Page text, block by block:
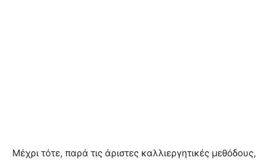
Μέχρι τότε, παρά τις άριστες καλλιεργητικές μεθόδους,